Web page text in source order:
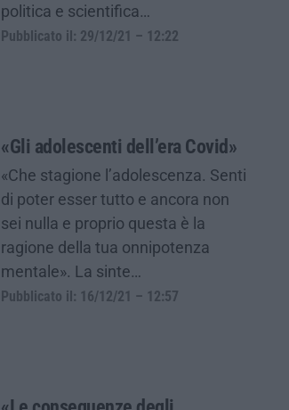
politica e scientifica…
Pubblicato il: 29/12/21 – 12:22
«Gli adolescenti dell’era Covid»
«Che stagione l’adolescenza. Senti
di poter esser tutto e ancora non
sei nulla e proprio questa è la
ragione della tua onnipotenza
mentale». La sinte…
Pubblicato il: 16/12/21 – 12:57